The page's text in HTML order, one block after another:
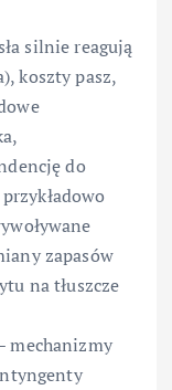
silnie reagują
koszty pasz,
do
zapasów
na tłuszcze
mechanizmy